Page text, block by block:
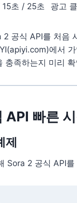
15초 / 25초 광고
2 공식 API를 처음
에서
충족하는지 미리
API 빠른
제
Sora 2 공식 API